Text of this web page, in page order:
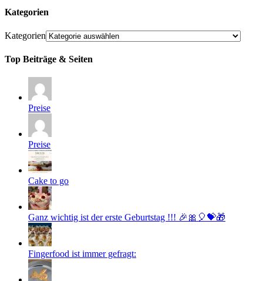
Kategorien
Kategorien
Top Beiträge & Seiten
Preise
Preise
Cake to go
Ganz wichtig ist der erste Geburtstag !!! 🎉🎀🎈💝🎁
Fingerfood ist immer gefragt: